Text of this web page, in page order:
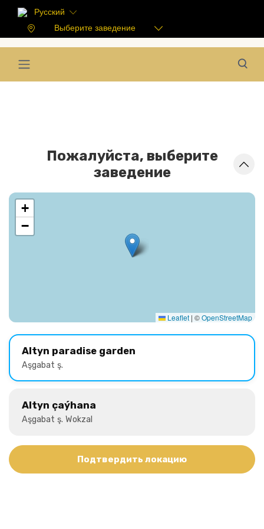
Русский
Выберите заведение
Пожалуйста, выберите
заведение
+
−
Leaflet | ©OpenStreetMap
Altyn paradise garden
Aşgabat ş.
Altyn çaýhana
Aşgabat ş. Wokzal
Подтвердить локацию